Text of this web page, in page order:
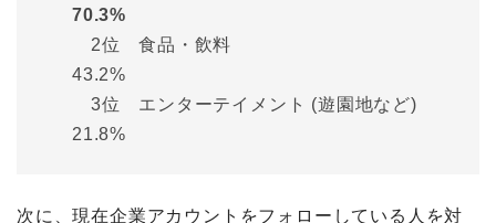
70.3%
2位 食品・飲料
43.2%
3位 エンターテイメント (遊園地など)
21.8%
次に、現在企業アカウントをフォローしている人を対